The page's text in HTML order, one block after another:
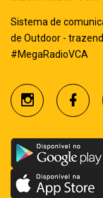
Sistema de
de Outdoor -
#MegaRadioVCA